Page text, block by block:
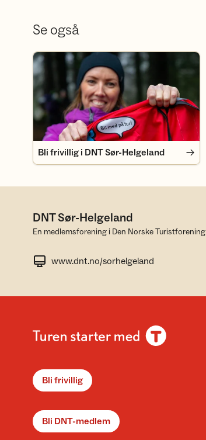
Se også
Bli frivillig i DNT Sør-Helgeland
Bli frivillig i DNT Sør-Helgeland
DNT Sør-Helgeland
En medlemsforening i Den Norske Turistforening
www.dnt.no/sorhelgeland
Bli frivillig
Bli DNT-medlem